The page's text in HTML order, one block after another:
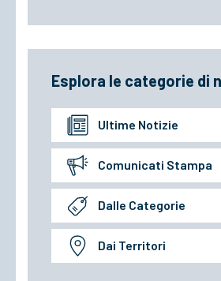
Esplora le categorie di
Ultime Notizie
Comunicati Stampa
Dalle Categorie
Dai Territori